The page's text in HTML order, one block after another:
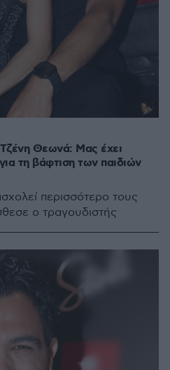
Θεωνά: Μας έχει
τη βάφτιση των παιδιών
περισσότερο τους
ο τραγουδιστής